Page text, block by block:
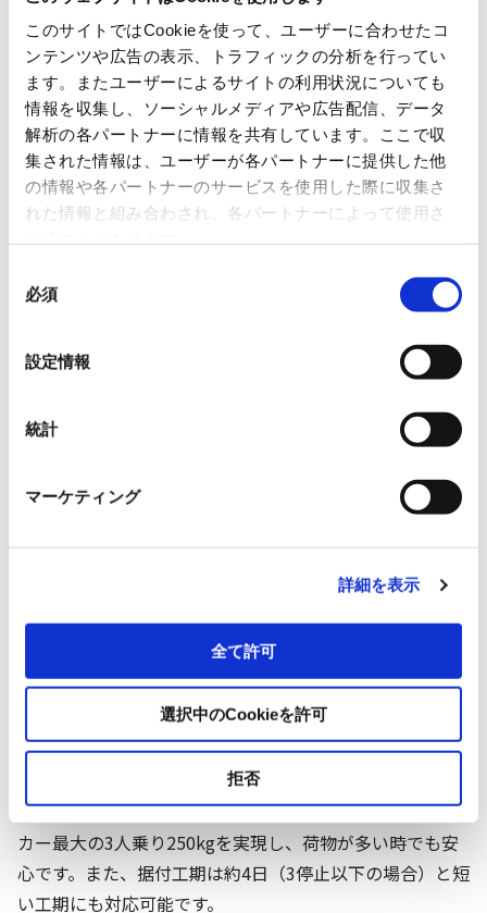
このサイトではCookieを使って、ユーザーに合わせたコ
ンテンツや広告の表示、トラフィックの分析を行ってい
ます。またユーザーによるサイトの利用状況についても
情報を収集し、ソーシャルメディアや広告配信、データ
解析の各パートナーに情報を共有しています。ここで収
集された情報は、ユーザーが各パートナーに提供した他
の情報や各パートナーのサービスを使用した際に収集さ
れた情報と組み合わされ、各パートナーによって使用さ
必須
設定情報
統計
マーケティング
詳細を表示
全て許可
選択中のCookieを許可
拒否
※要求される仕様については各自治体にご確認ください。
【スイ～とメゾン Ｒプラス】
中低層共同住宅向けに省スペース
のまま積載量アップ
さらに工期短縮
省スペース設計はそのままに、小規模共同住宅用エレベー
ターの設計指針にもとづき開発されました。積載量はメー
カー最大の3人乗り250kgを実現し、荷物が多い時でも安
心です。また、据付工期は約4日（3停止以下の場合）と短
い工期にも対応可能です。